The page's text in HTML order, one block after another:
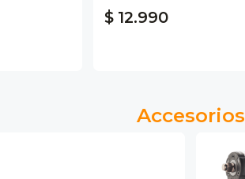
$ 12.990
Accesorios